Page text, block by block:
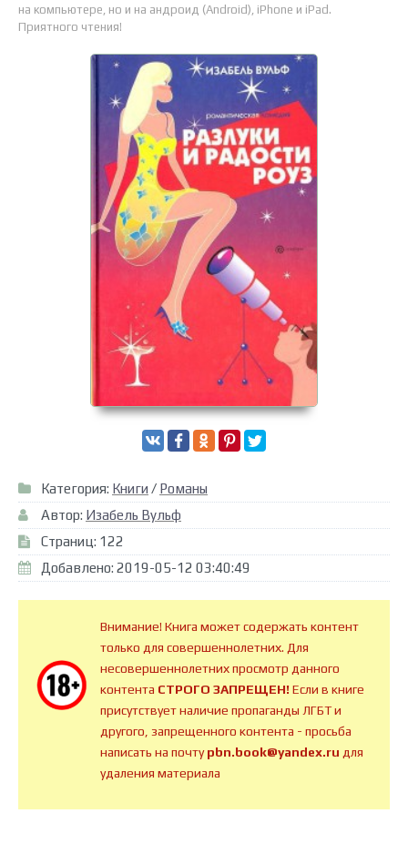
на компьютере, но и на андроид (Android), iPhone и iPad.
Приятного чтения!
Категория: Книги / Романы
Автор: Изабель Вульф
Страниц: 122
Добавлено: 2019-05-12 03:40:49
Внимание! Книга может содержать контент
только для совершеннолетних. Для
несовершеннолетних просмотр данного
контента СТРОГО ЗАПРЕЩЕН!Если в книге
присутствует наличие пропаганды ЛГБТ и
другого, запрещенного контента - просьба
написать на почтуpbn.book@yandex.ru для
удаления материала